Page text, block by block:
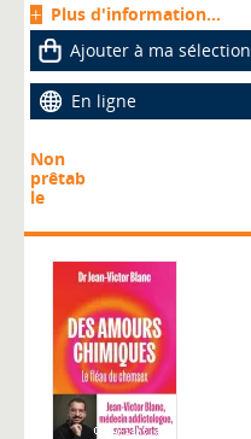
Plus d'information...
Ajouter à ma sélection
En ligne
Non
prêtab
le